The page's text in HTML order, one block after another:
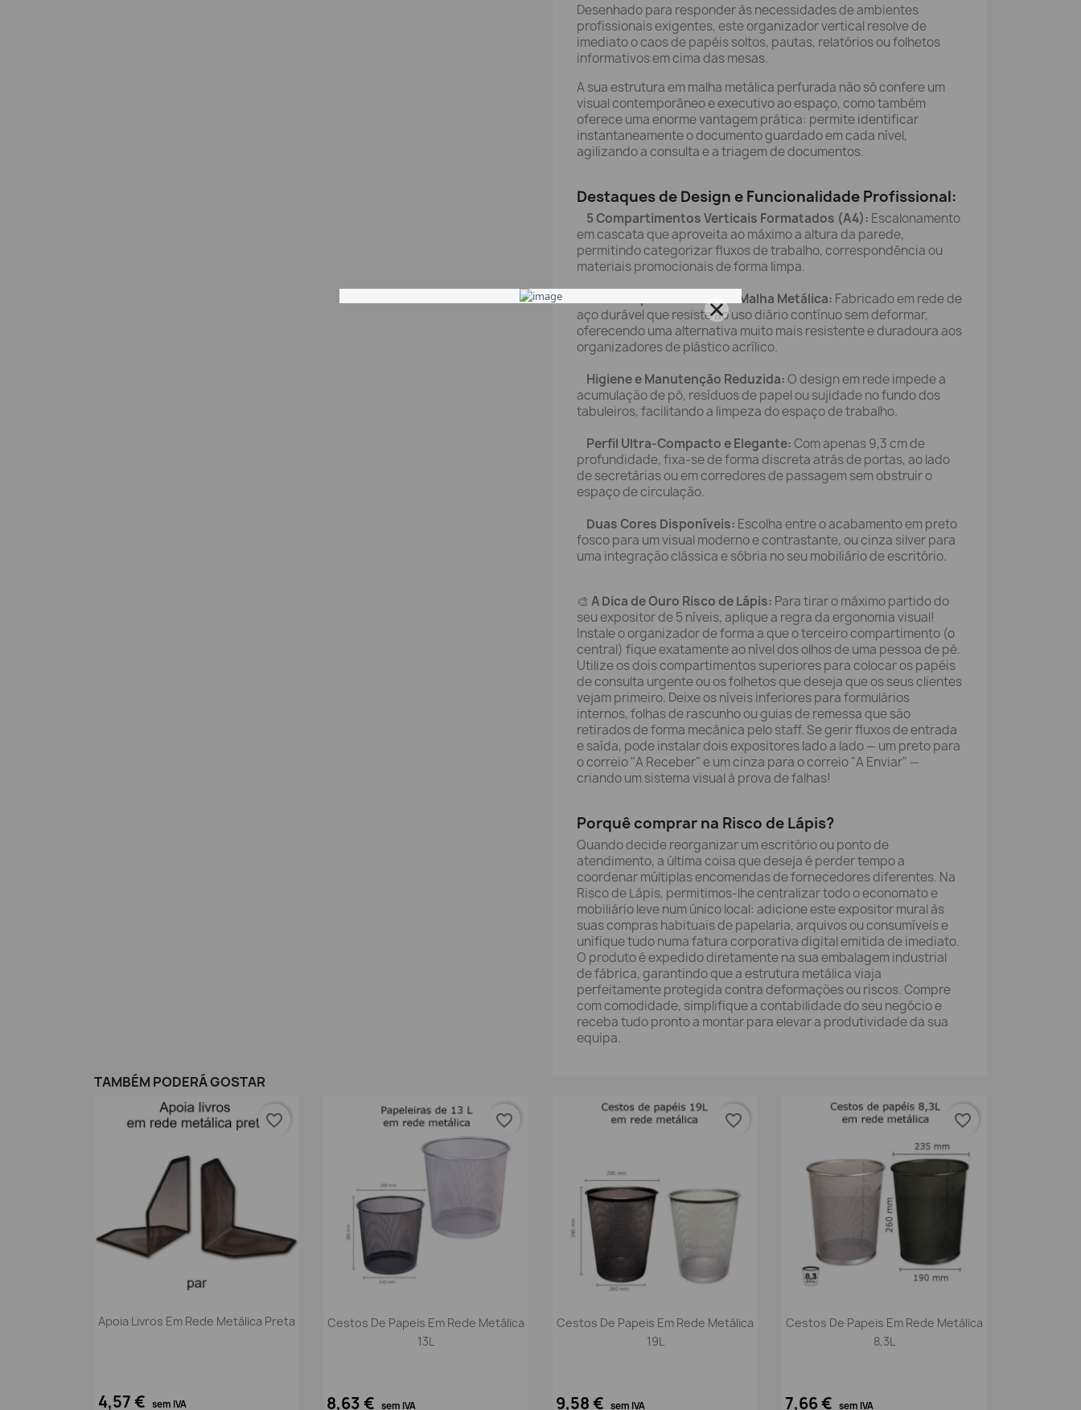
Desenhado para responder às necessidades de ambientes
profissionais exigentes, este organizador vertical resolve de
imediato o caos de papéis soltos, pautas, relatórios ou folhetos
informativos em cima das mesas.
A sua estrutura em malha metálica perfurada não só confere um
visual contemporâneo e executivo ao espaço, como também
oferece uma enorme vantagem prática: permite identificar
instantaneamente o documento guardado em cada nível,
agilizando a consulta e a triagem de documentos.
Destaques de Design e Funcionalidade Profissional:
5 Compartimentos Verticais Formatados (A4): Escalonamento
em cascata que aproveita ao máximo a altura da parede,
permitindo categorizar fluxos de trabalho, correspondência ou
materiais promocionais de forma limpa.
Construção Robusta em Malha Metálica: Fabricado em rede de
aço durável que resiste ao uso diário contínuo sem deformar,
oferecendo uma alternativa muito mais resistente e duradoura aos
organizadores de plástico acrílico.
Higiene e Manutenção Reduzida:O design em rede impede a
acumulação de pó, resíduos de papel ou sujidade no fundo dos
tabuleiros, facilitando a limpeza do espaço de trabalho.
Perfil Ultra-Compacto e Elegante:Com apenas 9,3 cm de
profundidade, fixa-se de forma discreta atrás de portas, ao lado
de secretárias ou em corredores de passagem sem obstruir o
espaço de circulação.
Duas Cores Disponíveis: Escolha entre o acabamento em preto
fosco para um visual moderno e contrastante, ou cinza silver para
uma integração clássica e sóbria no seu mobiliário de escritório.
🎨 A Dica de Ouro Risco de Lápis: Para tirar o máximo partido do
seu expositor de 5 níveis, aplique a regra da ergonomia visual!
Instale o organizador de forma a que o terceiro compartimento (o
central) fique exatamente ao nível dos olhos de uma pessoa de pé.
Utilize os dois compartimentos superiores para colocar os papéis
de consulta urgente ou os folhetos que deseja que os seus clientes
vejam primeiro. Deixe os níveis inferiores para formulários
internos, folhas de rascunho ou guias de remessa que são
retirados de forma mecânica pelo staff. Se gerir fluxos de entrada
e saída, pode instalar dois expositores lado a lado — um preto para
o correio "A Receber" e um cinza para o correio "A Enviar" —
criando um sistema visual à prova de falhas!
Porquê comprar na Risco de Lápis?
Quando decide reorganizar um escritório ou ponto de
atendimento, a última coisa que deseja é perder tempo a
coordenar múltiplas encomendas de fornecedores diferentes. Na
Risco de Lápis, permitimos-lhe centralizar todo o economato e
mobiliário leve num único local: adicione este expositor mural às
suas compras habituais de papelaria, arquivos ou consumíveis e
unifique tudo numa fatura corporativa digital emitida de imediato.
O produto é expedido diretamente na sua embalagem industrial
de fábrica, garantindo que a estrutura metálica viaja
perfeitamente protegida contra deformações ou riscos. Compre
com comodidade, simplifique a contabilidade do seu negócio e
receba tudo pronto a montar para elevar a produtividade da sua
equipa.
TAMBÉM PODERÁ GOSTAR
Vista rápida
Apoia Livros Em Rede Metálica Preta
4,57 € sem IVA
favorite_border
Vista rápida
Cestos De Papeis Em Rede Metálica
13L
8,63 € sem IVA
favorite_border
Vista rápida
Cestos De Papeis Em Rede Metálica
19L
9,58 € sem IVA
favorite_border
Vista rápida
Cestos De Papeis Em Rede Metálica
8,3L
7,66 € sem IVA
favorite_border